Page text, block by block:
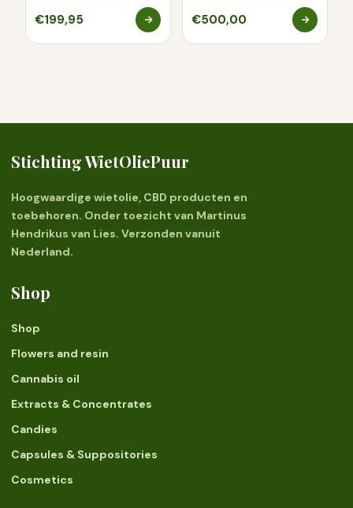
€199,95 €500,00
Stichting WietOliePuur
Hoogwaardige wietolie, CBD producten en
toebehoren. Onder toezicht van Martinus
Hendrikus van Lies. Verzonden vanuit
Nederland.
Shop
Shop
Flowers and resin
Cannabis oil
Extracts & Concentrates
Candies
Capsules & Suppositories
Cosmetics